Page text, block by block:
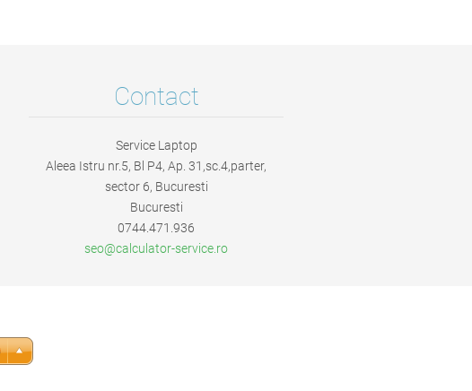
Contact
Service Laptop
Aleea Istru nr.5, Bl P4, Ap. 31,sc.4,parter,
sector 6, Bucuresti
Bucuresti
0744.471.936
seo@calculator-service.ro